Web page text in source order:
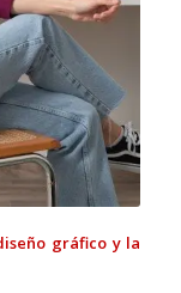
gráfico y la